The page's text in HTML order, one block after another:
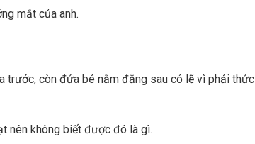
mắt của anh.
trước, còn đứa bé nằm đằng sau có lẽ vì phải thức
nên không biết được đó là gì.